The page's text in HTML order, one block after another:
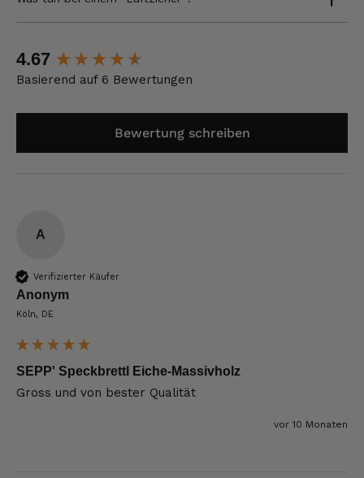
4.67
Basierend auf 6 Bewertungen
Bewertung schreiben
A
Verifizierter Käufer
Anonym
Köln, DE
SEPP' Speckbrettl Eiche-Massivholz
Gross und von bester Qualität
vor 10 Monaten
New content loaded